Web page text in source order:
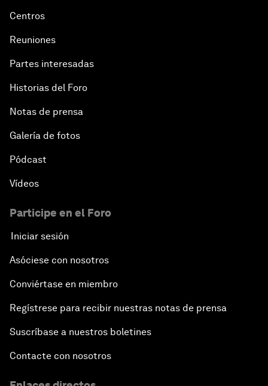
Centros
Reuniones
Partes interesadas
Historias del Foro
Notas de prensa
Galería de fotos
Pódcast
Vídeos
Participe en el Foro
Iniciar sesión
Asóciese con nosotros
Conviértase en miembro
Regístrese para recibir nuestras notas de prensa
Suscríbase a nuestros boletines
Contacte con nosotros